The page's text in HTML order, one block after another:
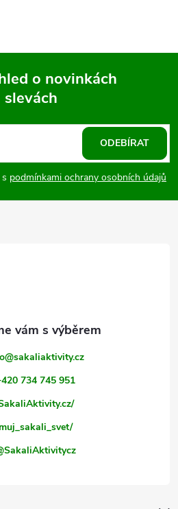
o novinkách
slevách
podmínkami ochrany osobních údajů
ODEBÍRAT
@sakaliaktivity.cz
734 745 951